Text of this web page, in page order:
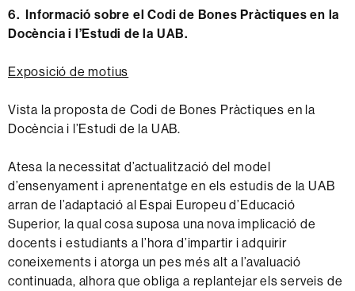
6. Informació sobre el Codi de Bones Pràctiques en la
Docència i l’Estudi de la UAB.
Exposició de motius
Vista la proposta de Codi de Bones Pràctiques en la
Docència i l’Estudi de la UAB.
Atesa la necessitat d’actualització del model
d’ensenyament i aprenentatge en els estudis de la UAB
arran de l’adaptació al Espai Europeu d’Educació
Superior, la qual cosa suposa una nova implicació de
docents i estudiants a l’hora d’impartir i adquirir
coneixements i atorga un pes més alt a l’avaluació
continuada, alhora que obliga a replantejar els serveis de